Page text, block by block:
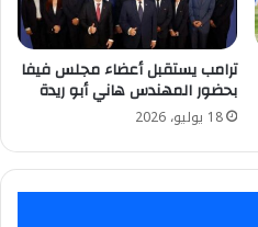
ترامب يستقبل أعضاء مجلس فيفا
بحضور المهندس هاني أبو ريدة
18 يوليو، 2026